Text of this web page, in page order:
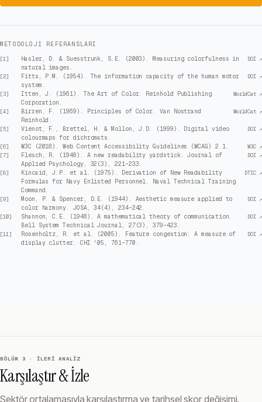
METODOLOJI REFERANSLARI
[1]
Hasler, D. & Suesstrunk, S.E. (2003). Measuring colorfulness in
natural images.
DOI ↗
[2]
Fitts, P.M. (1954). The information capacity of the human motor
system.
DOI ↗
[3]
Itten, J. (1961). The Art of Color. Reinhold Publishing
Corporation.
WorldCat ↗
[4]
Birren, F. (1969). Principles of Color. Van Nostrand
Reinhold.
WorldCat ↗
[5]
Viénot, F., Brettel, H. & Mollon, J.D. (1999). Digital video
colourmaps for dichromats.
DOI ↗
[6] W3C (2018). Web Content Accessibility Guidelines (WCAG) 2.1.
W3C ↗
[7]
Flesch, R. (1948). A new readability yardstick. Journal of
Applied Psychology, 32(3), 221–233.
DOI ↗
[8]
Kincaid, J.P. et al. (1975). Derivation of New Readability
Formulas for Navy Enlisted Personnel. Naval Technical Training
Command.
DTIC ↗
[9]
Moon, P. & Spencer, D.E. (1944). Aesthetic measure applied to
color harmony. JOSA, 34(4), 234–242.
DOI ↗
[10]
Shannon, C.E. (1948). A mathematical theory of communication.
Bell System Technical Journal, 27(3), 379–423.
DOI ↗
[11]
Rosenholtz, R. et al. (2005). Feature congestion: A measure of
display clutter. CHI '05, 761–770.
DOI ↗
BÖLÜM 3 · İLERI ANALIZ
Karşılaştır & İzle
Sektör ortalamasıyla karşılaştırma ve tarihsel skor değişimi.